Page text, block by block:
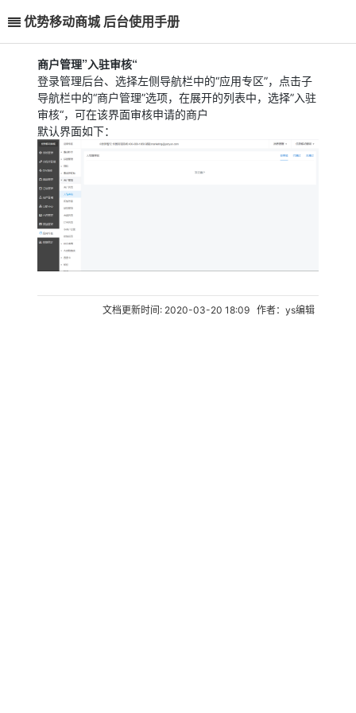
优势移动商城 后台使用手册
商户管理”入驻审核“
登录管理后台、选择左侧导航栏中的“应用专区”，点击子
导航栏中的“商户管理”选项，在展开的列表中，选择”入驻
审核“，可在该界面审核申请的商户
默认界面如下：
文档更新时间: 2020-03-20 18:09 作者：ys编辑